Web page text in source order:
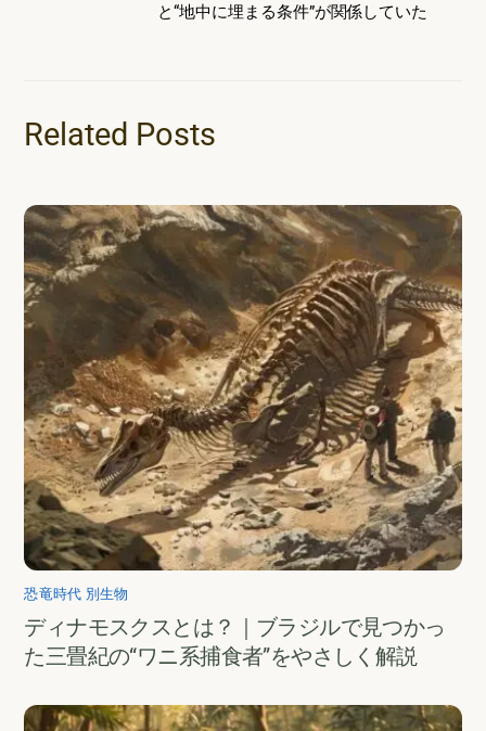
と“地中に埋まる条件”が関係していた
Related Posts
恐竜時代 別生物
ディナモスクスとは？｜ブラジルで見つかっ
た三畳紀の“ワニ系捕食者”をやさしく解説